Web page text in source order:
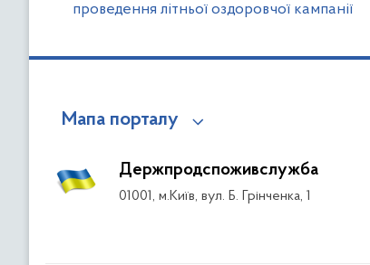
проведення літньої оздоровчої кампанії
Мапа порталу
Держпродспоживслужба
01001, м.Київ, вул. Б. Грінченка, 1